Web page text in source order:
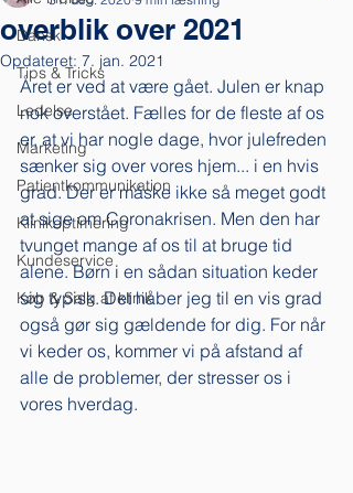
Dansk
Tips & Tricks
Ledelse
Marketing
Patientkommunikation
Klinikoptimering
Kundeservice
Køb & Salg af klinik
overblik over 2021
Opdateret: 7. jan. 2021
Året er ved at være gået. Julen er knap
nok overstået. Fælles for de fleste af os
er, at vi har nogle dage, hvor julefreden
sænker sig over vores hjem... i en hvis
grad. Der er måske ikke så meget godt
at sige om Coronakrisen. Men den har
tvunget mange af os til at bruge tid
alene. Børn i en sådan situation keder
sig typisk. Det håber jeg til en vis grad
også gør sig gældende for dig. For når
vi keder os, kommer vi på afstand af
alle de problemer, der stresser os i
vores hverdag.